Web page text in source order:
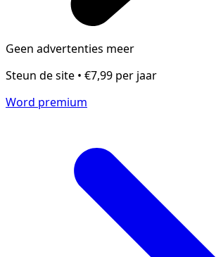
Geen advertenties meer
Steun de site • €7,99 per jaar
Word premium